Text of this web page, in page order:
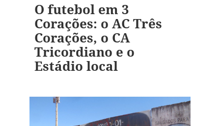
O futebol em 3
Corações: o AC Três
Corações, o CA
Tricordiano e o
Estádio local